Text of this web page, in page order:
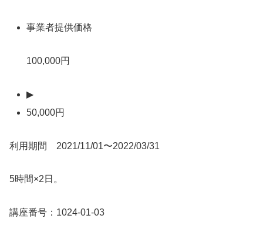
事業者提供価格
100,000円
▶
50,000円
利用期間 2021/11/01〜2022/03/31
5時間×2日。
講座番号：1024-01-03